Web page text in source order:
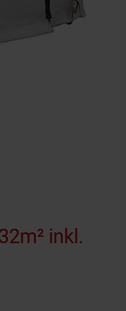
inkl.